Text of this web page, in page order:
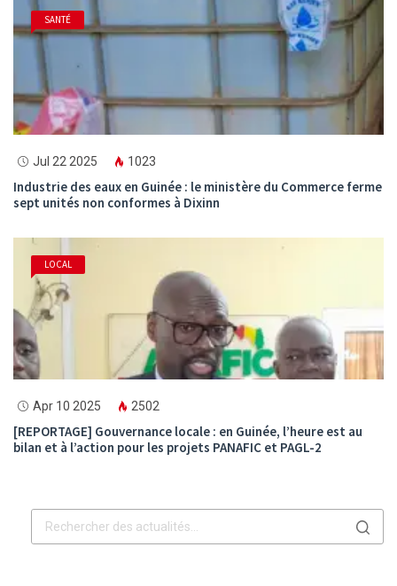
SANTÉ
Jul 22 2025 1023
Industrie des eaux en Guinée : le ministère du Commerce ferme
sept unités non conformes à Dixinn
LOCAL
Apr 10 2025 2502
[REPORTAGE] Gouvernance locale : en Guinée, l’heure est au
bilan et à l’action pour les projets PANAFIC et PAGL-2